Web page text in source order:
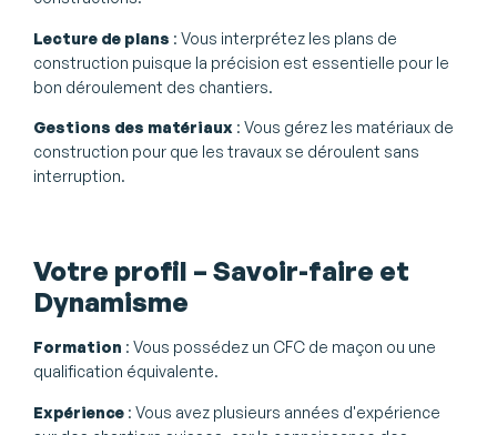
Lecture de plans : Vous interprétez les plans de
construction puisque la précision est essentielle pour le
bon déroulement des chantiers.
Gestions des matériaux : Vous gérez les matériaux de
construction pour que les travaux se déroulent sans
interruption.
Votre profil – Savoir-faire et
Dynamisme
Formation : Vous possédez un CFC de maçon ou une
qualification équivalente.
Expérience : Vous avez plusieurs années d'expérience